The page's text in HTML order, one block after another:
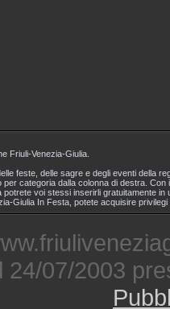
Friuli-Venezia-Giulia.
feste, delle sagre e degli eventi della
categoria dalla colonna di destra.
potrete voi stessi inserirli gratuitamente
Giulia In Festa, potete acquisire
24/07/2003